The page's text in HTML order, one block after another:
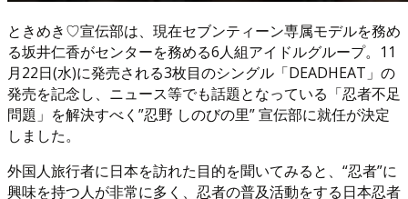
ときめき♡宣伝部は、現在セブンティーン専属モデルを務め
る坂井仁香がセンターを務める6人組アイドルグループ。11
月22日(水)に発売される3枚目のシングル「DEADHEAT」の
発売を記念し、ニュース等でも話題となっている「忍者不足
問題」を解決すべく”忍野 しのびの里” 宣伝部に就任が決定
しました。
外国人旅行者に日本を訪れた目的を聞いてみると、“忍者”に
興味を持つ人が非常に多く、忍者の普及活動をする日本忍者